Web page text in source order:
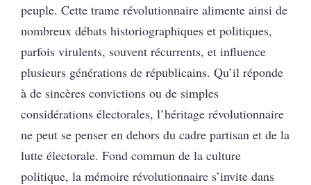
peuple. Cette trame révolutionnaire alimente ainsi de
nombreux débats historiographiques et politiques,
parfois virulents, souvent récurrents, et influence
plusieurs générations de républicains. Qu’il réponde
à de sincères convictions ou de simples
considérations électorales, l’héritage révolutionnaire
ne peut se penser en dehors du cadre partisan et de la
lutte électorale. Fond commun de la culture
politique, la mémoire révolutionnaire s’invite dans